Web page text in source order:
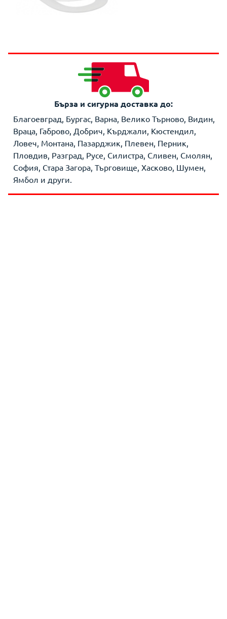
Бърза и сигурна доставка до:
Благоевград, Бургас, Варна, Велико Търново, Видин,
Враца, Габрово, Добрич, Кърджали, Кюстендил,
Ловеч, Монтана, Пазарджик, Плевен, Перник,
Пловдив, Разград, Русе, Силистра, Сливен, Смолян,
София, Стара Загора, Търговище, Хасково, Шумен,
Ямбол и други.